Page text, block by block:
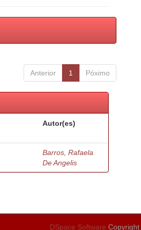
Anterior 1 Póximo
Autor(es)
Barros, Rafaela
De Angelis
DSpace Software